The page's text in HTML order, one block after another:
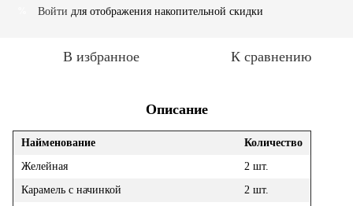
Войти для отображения накопительной скидки
В избранное К сравнению
Описание
Найменование
Количество
Желейная
2 шт.
Карамель c начинкой
2 шт.